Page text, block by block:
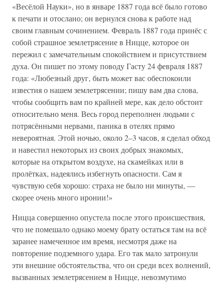
«Весёлой Науки», но в январе 1887 года всё было готово
к печати и отослано; он вернулся снова к работе над
своим главным сочинением. Февраль 1887 года принёс с
собой страшное землетрясение в Ницце, которое он
пережил с замечательным спокойствием и присутствием
духа. Он пишет по этому поводу Гасту 24 февраля 1887
года: «Любезный друг, быть может вас обеспокоили
известия о нашем землетрясении; пишу вам два слова,
чтобы сообщить вам по крайней мере, как дело обстоит
относительно меня. Весь город переполнен людьми с
потрясёнными нервами, паника в отелях прямо
невероятная. Этой ночью, около 2–3 часов, я сделал обход
и навестил некоторых из своих добрых знакомых,
которые на открытом воздухе, на скамейках или в
пролётках, надеялись избегнуть опасности. Сам я
чувствую себя хорошо: страха не было ни минуты, —
скорее очень много иронии!»
Ницца совершенно опустела после этого происшествия,
что не помешало однако моему брату остаться там на всё
заранее намеченное им время, несмотря даже на
повторение подземного удара. Его так мало затронули
эти внешние обстоятельства, что он среди всех волнений,
вызванных землетрясением в Ницце, невозмутимо